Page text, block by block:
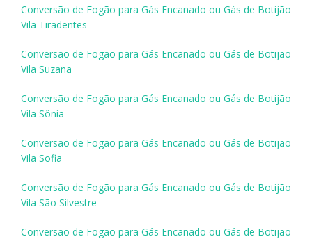
Conversão de Fogão para Gás Encanado ou Gás de Botijão
Vila Tiradentes
Conversão de Fogão para Gás Encanado ou Gás de Botijão
Vila Suzana
Conversão de Fogão para Gás Encanado ou Gás de Botijão
Vila Sônia
Conversão de Fogão para Gás Encanado ou Gás de Botijão
Vila Sofia
Conversão de Fogão para Gás Encanado ou Gás de Botijão
Vila São Silvestre
Conversão de Fogão para Gás Encanado ou Gás de Botijão